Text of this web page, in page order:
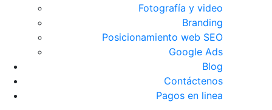
Fotografía y video
Branding
Posicionamiento web SEO
Google Ads
Blog
Contáctenos
Pagos en linea